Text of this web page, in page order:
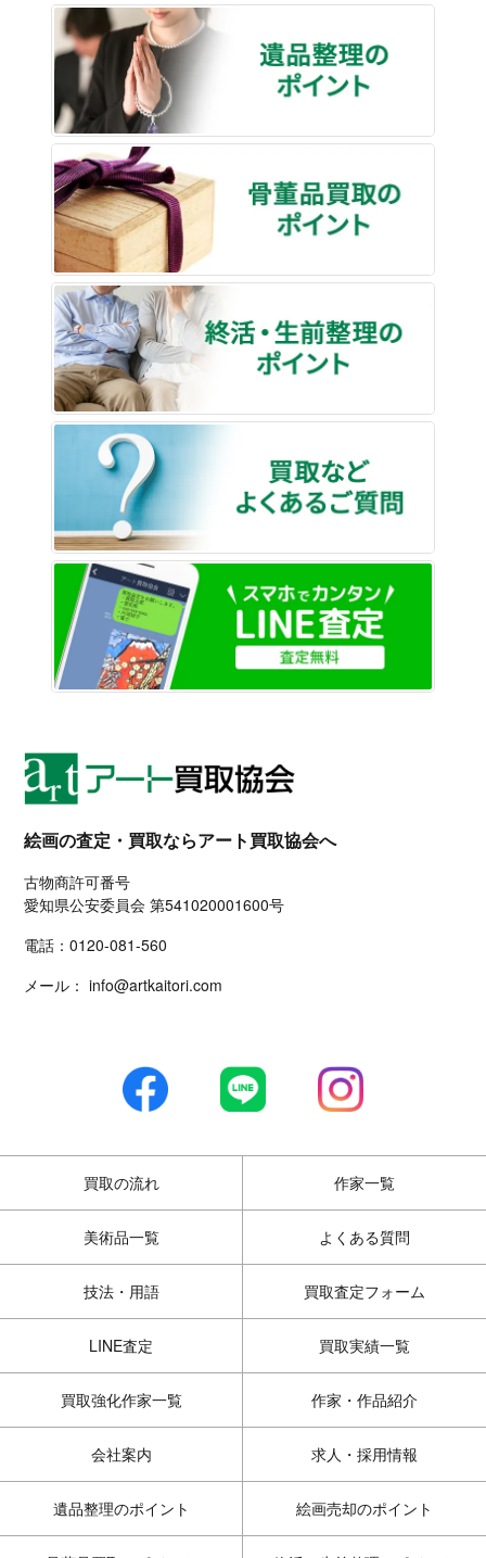
絵画の査定・買取ならアート買取協会へ
古物商許可番号
愛知県公安委員会 第541020001600号
電話：0120-081-560
メール： info@artkaitori.com
買取の流れ 作家一覧
美術品一覧 よくある質問
技法・用語 買取査定フォーム
LINE査定 買取実績一覧
買取強化作家一覧 作家・作品紹介
会社案内 求人・採用情報
遺品整理のポイント 絵画売却のポイント